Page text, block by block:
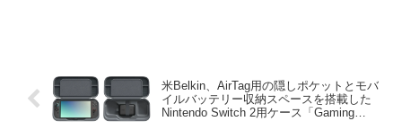
米Belkin、AirTag用の隠しポケットとモバ
イルバッテリー収納スペースを搭載した
Nintendo Switch 2用ケース「Gaming